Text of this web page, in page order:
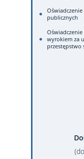
publicznych
wyrokiem za
przestępstwo